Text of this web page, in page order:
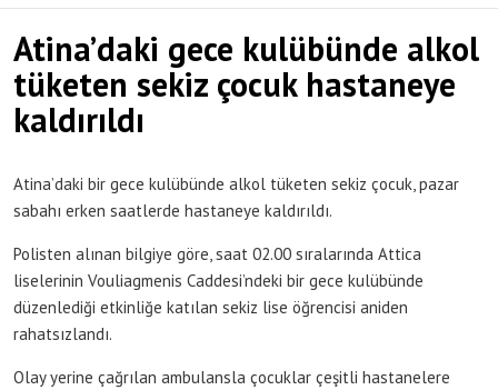
Atina’daki gece kulübünde alkol
tüketen sekiz çocuk hastaneye
kaldırıldı
Atina’daki bir gece kulübünde alkol tüketen sekiz çocuk, pazar
sabahı erken saatlerde hastaneye kaldırıldı.
Polisten alınan bilgiye göre, saat 02.00 sıralarında Attica
liselerinin Vouliagmenis Caddesi’ndeki bir gece kulübünde
düzenlediği etkinliğe katılan sekiz lise öğrencisi aniden
rahatsızlandı.
Olay yerine çağrılan ambulansla çocuklar çeşitli hastanelere